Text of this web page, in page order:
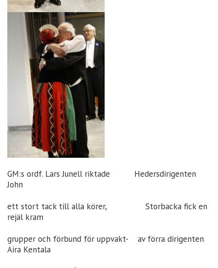
GM:s ordf. Lars Junell riktade Hedersdirigenten
John
ett stort tack till alla körer, Storbacka fick en
rejäl kram
grupper och förbund för uppvakt- av förra dirigenten
Aira Kentala